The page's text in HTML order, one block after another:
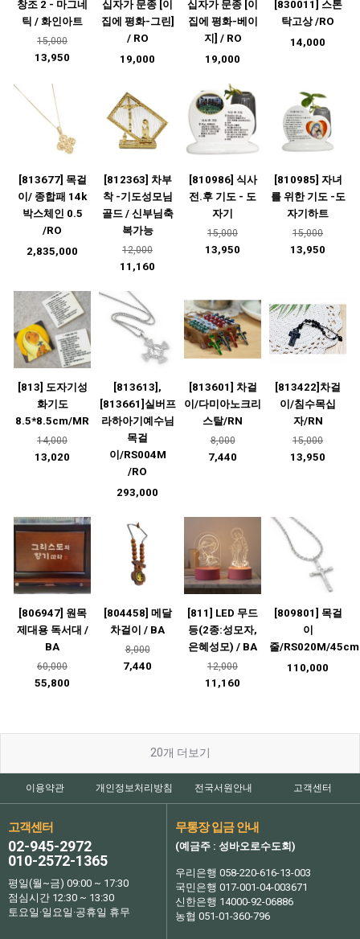
창조 2 - 마그네
틱 / 화인아트
15,000
13,950
십자가 문종 [이
집에 평화-그린]
/ RO
19,000
십자가 문종 [이
집에 평화-베이
지] / RO
19,000
[830011] 스톤
탁고상 /RO
14,000
[813677] 목걸
이/ 종합패 14k
박스체인 0.5
/RO
2,835,000
[812363] 차부
착 -기도성모님
골드 / 신부님축
복가능
12,000
11,160
[810986] 식사
전.후 기도 - 도
자기
15,000
13,950
[810985] 자녀
를 위한 기도 -도
자기하트
15,000
13,950
[813] 도자기성
화기도
8.5*8.5cm/MR
14,000
13,020
[813613],
[813661]실버프
라하아기예수님
목걸
이/RS004M
/RO
293,000
[813601] 차걸
이/다미아노크리
스탈/RN
8,000
7,440
[813422]차걸
이/침수목십
자/RN
15,000
13,950
[806947] 원목
제대용 독서대 /
BA
60,000
55,800
[804458] 메달
차걸이 / BA
8,000
7,440
[811] LED 무드
등(2종:성모자,
은혜성모) / BA
12,000
11,160
[809801] 목걸
이
줄/RS020M/45cm
110,000
20개 더보기
이용약관 개인정보처리방침 전국서원안내 고객센터
고객센터
02-945-2972
010-2572-1365
평일(월~금) 09:00 ~ 17:30
점심시간 12:30 ~ 13:30
토요일·일요일·공휴일 휴무
무통장 입금 안내
(예금주 : 성바오로수도회)
우리은행 058-220-616-13-003
국민은행 017-001-04-003671
신한은행 14000-92-06886
농협 051-01-360-796